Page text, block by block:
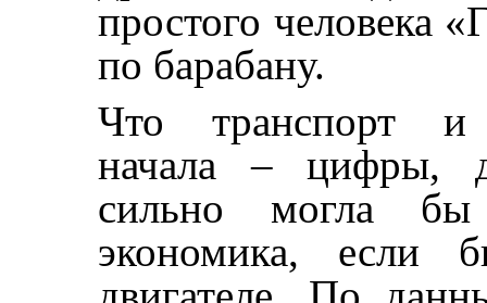
простого человека
по барабану.
Что транспорт и
начала – цифры,
сильно могла бы
экономика, если